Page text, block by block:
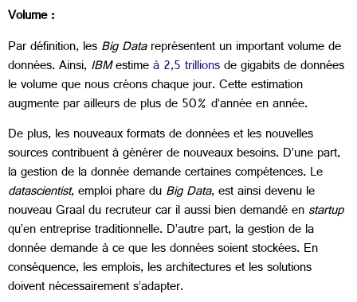
Volume :
Par définition, lesBig Datareprésentent un important volume de
données. Ainsi,IBMestimeà 2,5 trillionsde gigabits de données
le volume que nous créons chaque jour. Cette estimation
augmente par ailleurs de plus de 50% d’année en année.
De plus, les nouveaux formats de données et les nouvelles
sources contribuent à générer de nouveaux besoins. D’une part,
la gestion de la donnée demande certaines compétences. Le
datascientist, emploi phare duBig Data, est ainsi devenu le
nouveau Graal du recruteur car il aussi bien demandé enstartup
qu’en entreprise traditionnelle. D’autre part, la gestion de la
donnée demande à ce que les données soient stockées. En
conséquence, les emplois, les architectures et les solutions
doivent nécessairement s’adapter.